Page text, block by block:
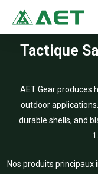
contenu
Tactique
AET Gear produces
outdoor
durable shells, and
Nos produits principaux